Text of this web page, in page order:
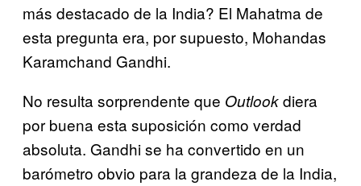
más destacado de la India? El Mahatma de
esta pregunta era, por supuesto, Mohandas
Karamchand Gandhi.
No resulta sorprendente que Outlookdiera
por buena esta suposición como verdad
absoluta. Gandhi se ha convertido en un
barómetro obvio para la grandeza de la India,